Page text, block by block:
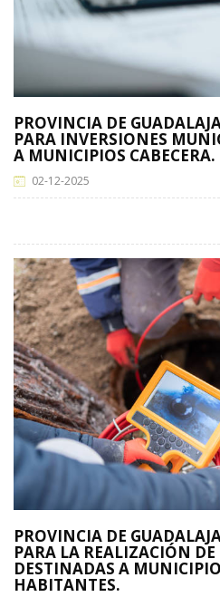
PROVINCIA DE
PARA INVERSIONES
A MUNICIPIOS CABECERA.
02-12-2025
PROVINCIA DE
PARA LA REALIZACIÓN
DESTINADAS A
HABITANTES.